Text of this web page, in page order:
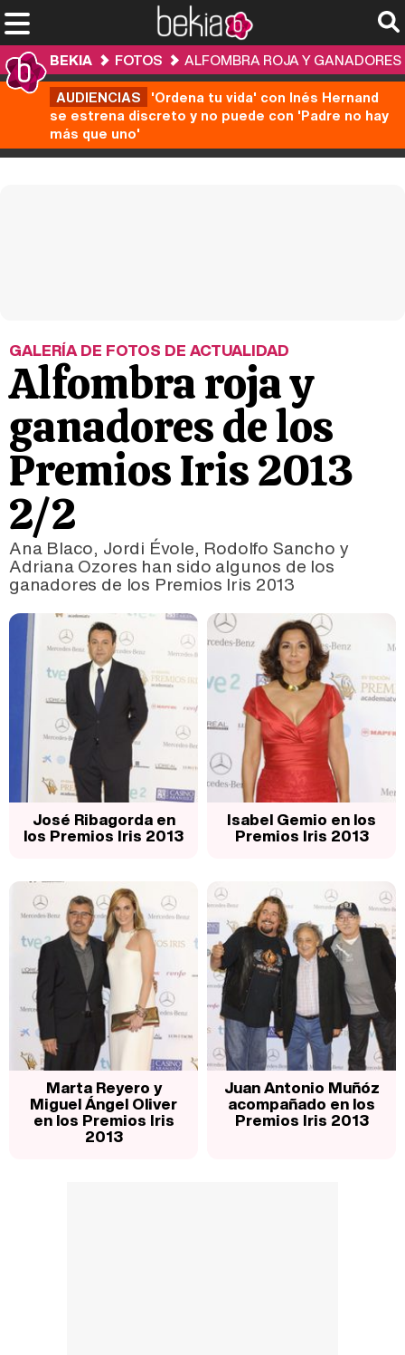
BEKIA FOTOS
ALFOMBRA ROJA Y GANADORES
AUDIENCIAS 'Ordena tu vida' con Inés Hernand
se estrena discreto y no puede con 'Padre no hay
más que uno'
GALERÍA DE FOTOS DE ACTUALIDAD
Alfombra roja y
ganadores de los
Premios Iris 2013
2/2
Ana Blaco, Jordi Évole, Rodolfo Sancho y
Adriana Ozores han sido algunos de los
ganadores de los Premios Iris 2013
José Ribagorda en
los Premios Iris 2013
Isabel Gemio en los
Premios Iris 2013
Marta Reyero y
Miguel Ángel Oliver
en los Premios Iris
2013
Juan Antonio Muñóz
acompañado en los
Premios Iris 2013